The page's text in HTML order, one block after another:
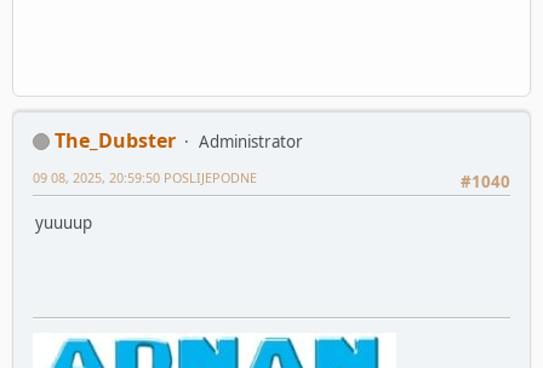
The_Dubster
Administrator
#1040
09 08, 2025, 20:59:50 POSLIJEPODNE
yuuuup